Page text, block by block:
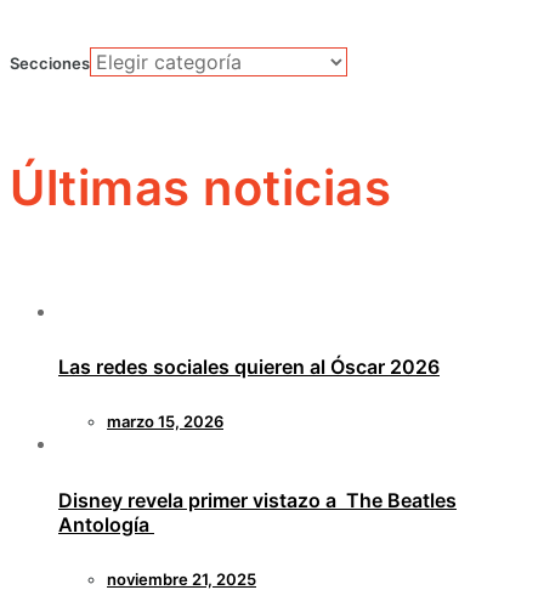
Secciones
Últimas noticias
Las redes sociales quieren al Óscar 2026
marzo 15, 2026
Disney revela primer vistazo a The Beatles
Antología
noviembre 21, 2025